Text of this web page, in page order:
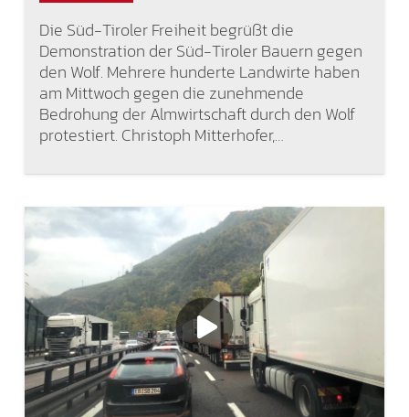
Die Süd-Tiroler Freiheit begrüßt die
Demonstration der Süd-Tiroler Bauern gegen
den Wolf. Mehrere hunderte Landwirte haben
am Mittwoch gegen die zunehmende
Bedrohung der Almwirtschaft durch den Wolf
protestiert. Christoph Mitterhofer,…